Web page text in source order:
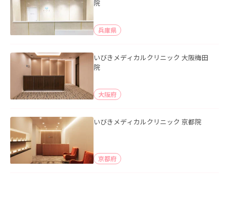
院
兵庫県
いびきメディカルクリニック 大阪梅田
院
大阪府
いびきメディカルクリニック 京都院
京都府